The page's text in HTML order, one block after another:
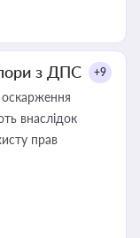
з ДПС +9
внаслідок
прав